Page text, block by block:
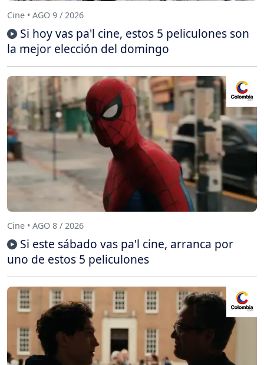
Cine • AGO 9 / 2026
Si hoy vas pa'l cine, estos 5 peliculones son
la mejor elección del domingo
Cine • AGO 8 / 2026
Si este sábado vas pa'l cine, arranca por
uno de estos 5 peliculones